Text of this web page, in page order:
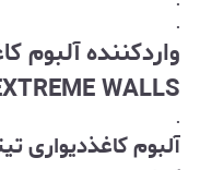
.
WALLS
.